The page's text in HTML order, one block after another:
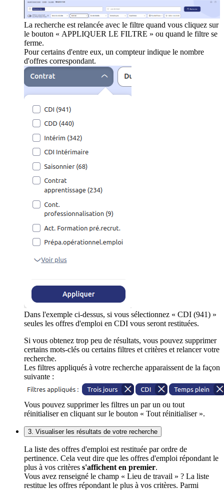
La recherche est relancée avec le filtre quand vous cliquez sur
le bouton « APPLIQUER LE FILTRE » ou quand le filtre se
ferme.
Pour certains d'entre eux, un compteur indique le nombre
d'offres correspondant.
Dans l'exemple ci-dessus, si vous sélectionnez « CDI (941) »
seules les offres d'emploi en CDI vous seront restituées.
Si vous obtenez trop peu de résultats, vous pouvez supprimer
certains mots-clés ou certains filtres et critères et relancer votre
recherche.
Les filtres appliqués à votre recherche apparaissent de la façon
suivante :
Vous pouvez supprimer les filtres un par un ou tout
réinitialiser en cliquant sur le bouton « Tout réinitialiser ».
3. Visualiser les résultats de votre recherche
La liste des offres d'emploi est restituée par ordre de
pertinence. Cela veut dire que les offres d'emploi répondant le
plus à vos critères s'affichent en premier.
Vous avez renseigné le champ « Lieu de travail » ? La liste
restitue les offres répondant le plus à vos critères. Parmi